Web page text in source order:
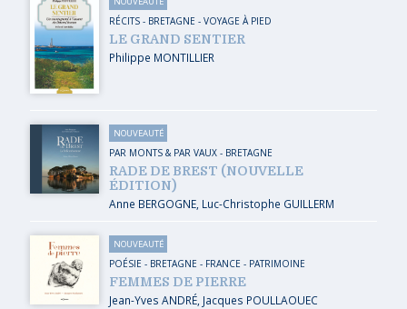
RÉCITS- BRETAGNE - VOYAGE À PIED
LE GRAND SENTIER
Philippe MONTILLIER
NOUVEAUTÉ
PAR MONTS & PAR VAUX- BRETAGNE
RADE DE BREST (NOUVELLE
ÉDITION)
Anne BERGOGNE, Luc-Christophe GUILLERM
NOUVEAUTÉ
POÉSIE - BRETAGNE - FRANCE - PATRIMOINE
FEMMES DE PIERRE
Jean-Yves ANDRÉ, Jacques POULLAOUEC